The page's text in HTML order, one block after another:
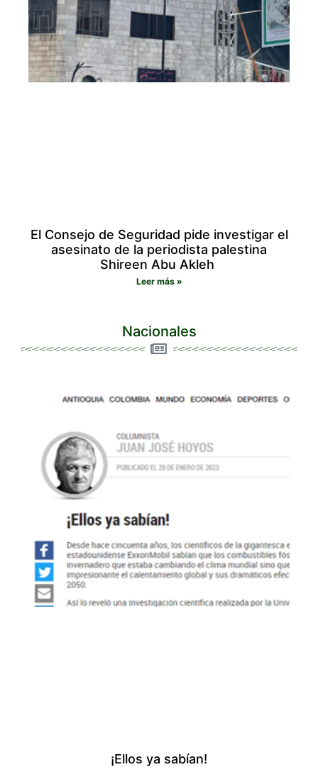
El Consejo de Seguridad pide investigar el
asesinato de la periodista palestina
Shireen Abu Akleh
Leer más »
Nacionales
¡Ellos ya sabían!